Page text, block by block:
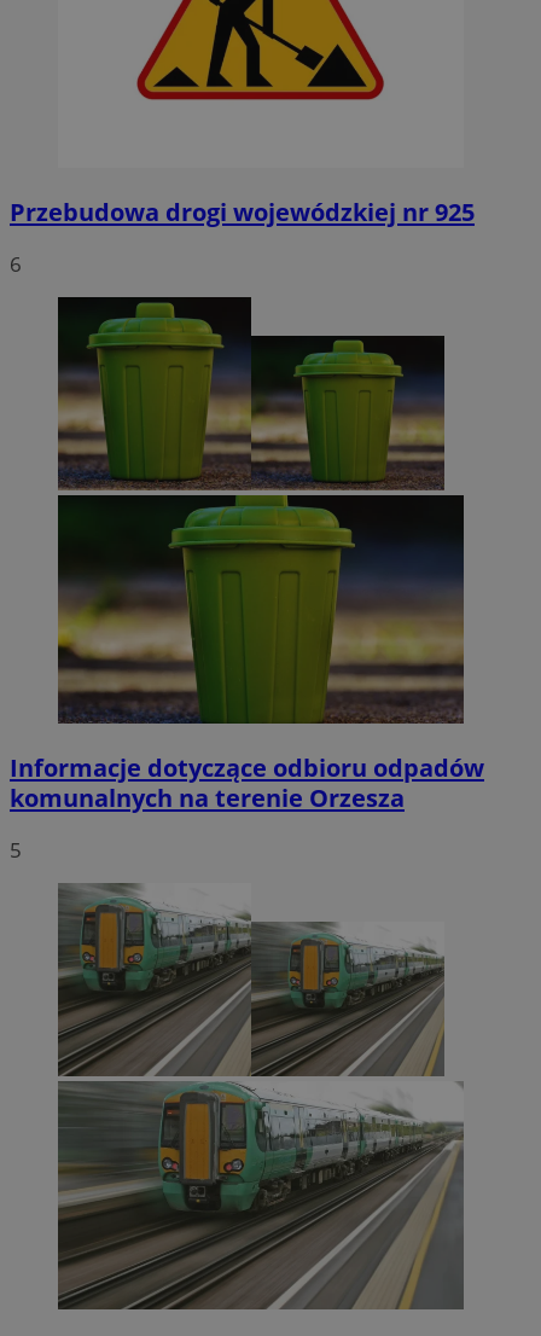
Przebudowa drogi wojewódzkiej nr 925
6
Informacje dotyczące odbioru odpadów
komunalnych na terenie Orzesza
5